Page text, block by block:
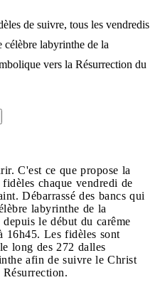
de suivre, tous les vendredis
célèbre labyrinthe de la
vers la Résurrection du
C'est ce que propose la
chaque vendredi de
Débarrassé des bancs qui
labyrinthe de la
le début du carême
16h45. Les fidèles sont
long des 272 dalles
afin de suivre le Christ